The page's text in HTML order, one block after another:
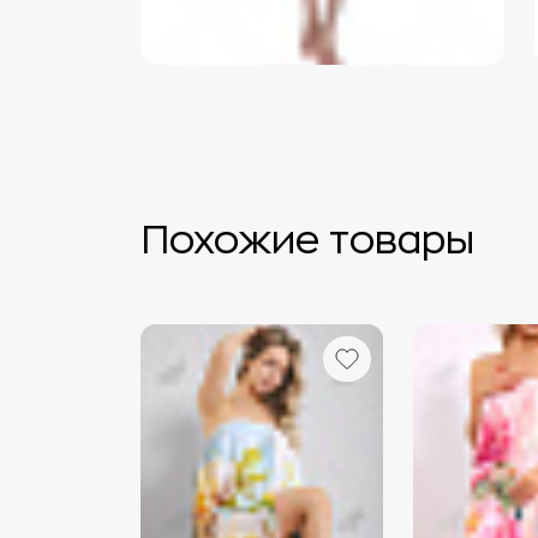
Похожие товары